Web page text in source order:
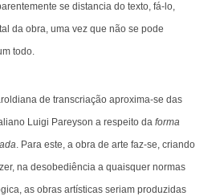
se distancia do texto, fá-lo,
da obra, uma vez que não se pode
todo.
de transcriação aproxima-se das
Luigi Pareyson a respeito da forma
. Para este, a obra de arte faz-se, criando
na desobediência a quaisquer normas
as obras artísticas seriam produzidas